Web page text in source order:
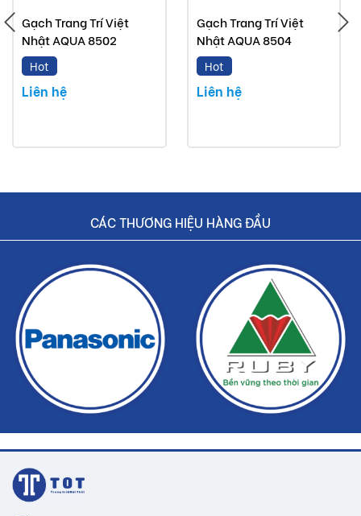
Gạch FLC2426 mà Buildshop bán là sản phẩm chính
hãng.
Hoàn tiền nếu phát hiện hàng giả, hàng nhái.
Dịch vụ nhanh chóng, tiết kiệm thời gian và tiền bạc
Gạch Trang Trí Việt
Nhật AQUA 8502
Hot
Liên hệ
Gạch Trang Trí Việt
Nhật AQUA 8504
Hot
Liên hệ
CÁC THƯƠNG HIỆU HÀNG ĐẦU